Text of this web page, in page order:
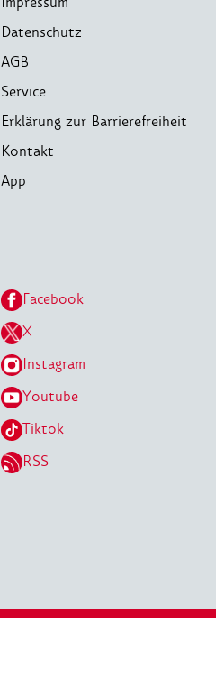
Datenschutz
AGB
Service
Erklärung zur Barrierefreiheit
Kontakt
App
Facebook
X
Instagram
Youtube
Tiktok
RSS